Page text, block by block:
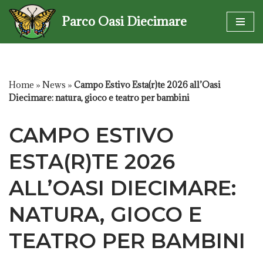
Vai
al
Parco Oasi Diecimare
Home » News » Campo Estivo Esta(r)te 2026 all’Oasi
Diecimare: natura, gioco e teatro per bambini
CAMPO ESTIVO
ESTA(R)TE 2026
ALL’OASI DIECIMARE:
NATURA, GIOCO E
TEATRO PER BAMBINI